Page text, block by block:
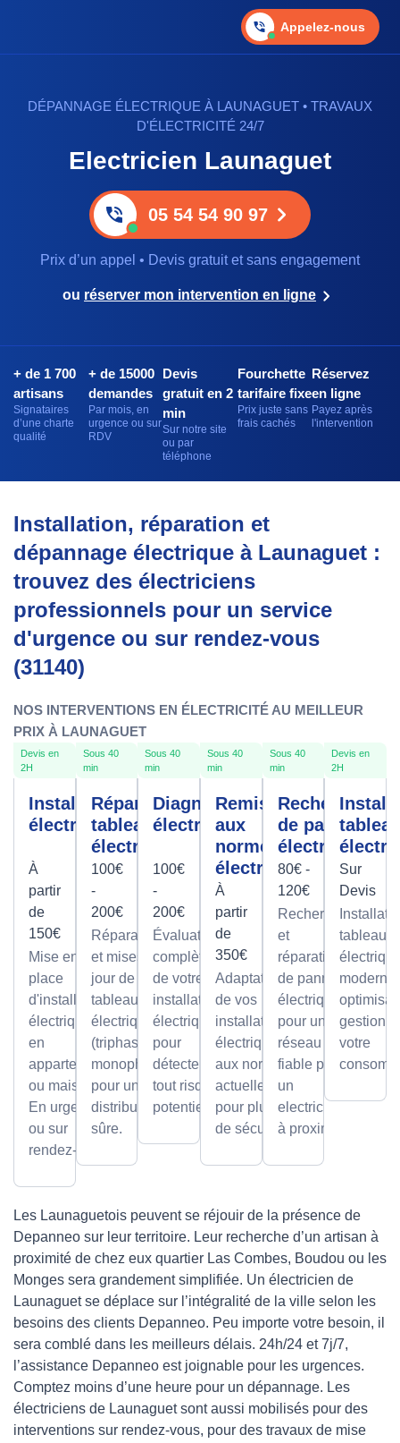
Appelez-nous
DÉPANNAGE ÉLECTRIQUE À LAUNAGUET • TRAVAUX
D'ÉLECTRICITÉ 24/7
Electricien Launaguet
05 54 54 90 97
Prix d’un appel • Devis gratuit et sans engagement
ou réserver mon intervention en ligne
+ de 1 700
artisans
Signataires
d’une charte
qualité
+ de 15000
demandes
Par mois, en
urgence ou sur
RDV
Devis
gratuit en 2
min
Sur notre site
ou par
téléphone
Fourchette
tarifaire fixe
Prix juste sans
frais cachés
Réservez
en ligne
Payez après
l'intervention
Installation, réparation et
dépannage électrique à Launaguet :
trouvez des électriciens
professionnels pour un service
d'urgence ou sur rendez-vous
(31140)
NOS INTERVENTIONS EN ÉLECTRICITÉ AU MEILLEUR
PRIX À LAUNAGUET
Devis en
2H
Installation
électrique
À
partir
de
150€
Mise en
place
d'installations
électriques
en
appartement
ou maison.
En urgence
ou sur
rendez-vous
Sous 40
min
Réparation
tableau
électrique
100€
-
200€
Réparations
et mises à
jour de
tableaux
électriques
(triphasé ou
monophasé)
pour une
distribution
sûre.
Sous 40
min
Diagnostic
électrique
100€
-
200€
Évaluation
complète
de votre
installation
électrique
pour
détecter
tout risque
potentiel.
Sous 40
min
Remise
aux
normes
électrique
À
partir
de
350€
Adaptation
de vos
installations
électriques
aux normes
actuelles
pour plus
de sécurité.
Sous 40
min
Recherche
de panne
électrique
80€ -
120€
Recherche
et
réparation
de pannes
électriques
pour un
réseau
fiable par
un
electricien
à proximité
Devis en
2H
Sur
Devis
tableaux
gestion
votre
Les Launaguetois peuvent se réjouir de la présence de
Depanneo sur leur territoire. Leur recherche d’un artisan à
proximité de chez eux quartier Las Combes, Boudou ou les
Monges sera grandement simplifiée. Un électricien de
Launaguet se déplace sur l’intégralité de la ville selon les
besoins des clients Depanneo. Peu importe votre besoin, il
sera comblé dans les meilleurs délais. 24h/24 et 7j/7,
l’assistance Depanneo est joignable pour les urgences.
Comptez moins d’une heure pour un dépannage. Les
électriciens de Launaguet sont aussi mobilisés pour des
interventions sur rendez-vous, pour des travaux de mise